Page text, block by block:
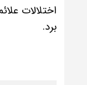
اختلالات
برد‌.